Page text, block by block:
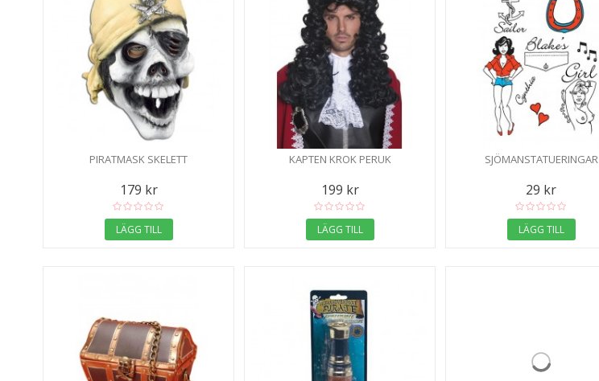
PIRATMASK SKELETT
179 kr
LÄGG TILL
KAPTEN KROK PERUK
199 kr
LÄGG TILL
SJÖMANSTATUERINGAR
29 kr
LÄGG TILL